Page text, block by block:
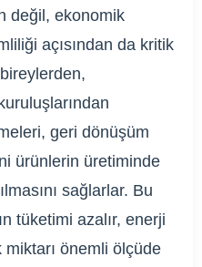
değil, ekonomik
açısından da kritik
geri dönüşüm
ürünlerin üretiminde
sağlarlar. Bu
tüketimi azalır, enerji
miktarı önemli ölçüde